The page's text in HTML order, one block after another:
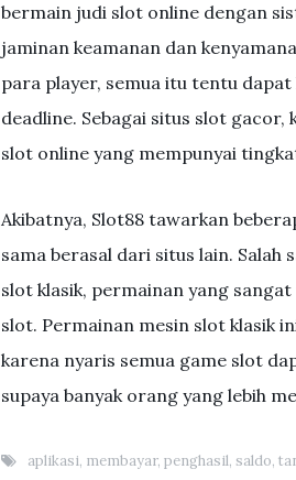
bermain judi slot online dengan
jaminan keamanan dan
para player, semua itu tentu
deadline. Sebagai situs slot gacor,
slot online yang mempunyai
Akibatnya, Slot88 tawarkan
sama berasal dari situs lain. Salah
slot klasik, permainan yang
slot. Permainan mesin slot klasik
karena nyaris semua game slot
supaya banyak orang yang lebih
aplikasi, membayar, penghasil, saldo,